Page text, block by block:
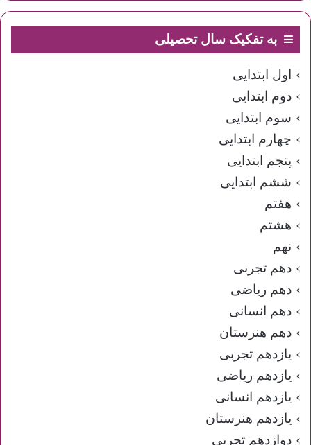
به تفکیک سال تحصیلی
اول ابتدایی
دوم ابتدایی
سوم ابتدایی
چهارم ابتدایی
پنجم ابتدایی
ششم ابتدایی
هفتم
هشتم
نهم
دهم تجربی
دهم ریاضی
دهم انسانی
دهم هنرستان
یازدهم تجربی
یازدهم ریاضی
یازدهم انسانی
یازدهم هنرستان
دوازدهم تجربی